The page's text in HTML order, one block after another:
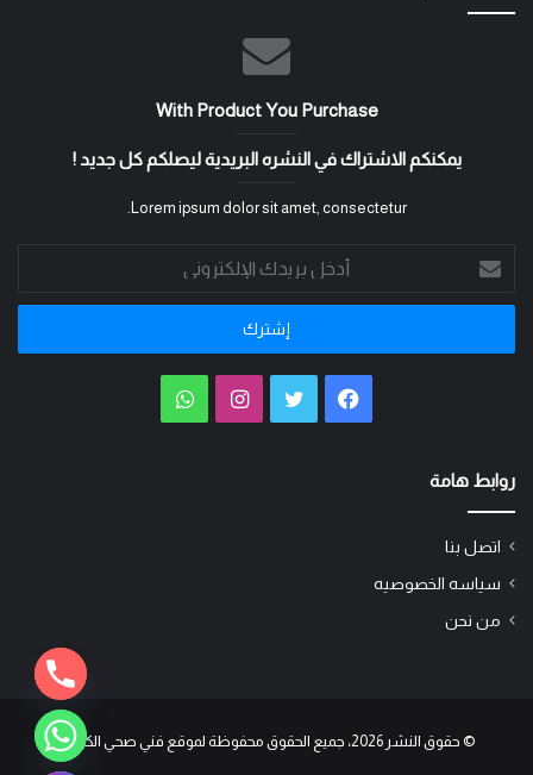
With Product You Purchase
يمكنكم الاشتراك في النشره البريدية ليصلكم كل جديد !
Lorem ipsum dolor sit amet, consectetur.
بريدك
الإلكتروني
فيسبوكتويتر انستقرام
روابط هامة
اتصل بنا
سياسه الخصوصيه
من نحن
© حقوق النشر 2026، جميع الحقوق محفوظة لموقع فني صحي الكويت